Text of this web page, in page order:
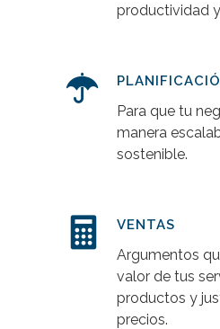
productividad
Para que tu
manera
sostenible.
VENTAS
Argumentos
valor de tus
productos y
precios.